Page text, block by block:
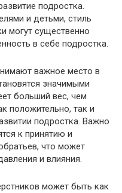
подростка.
и детьми, стиль
могут существенно
в себе подростка.
важное место в
значимыми
больший вес, чем
положительно, так и
подростка. Важно
к принятию и
что может
и влияния.
может быть как